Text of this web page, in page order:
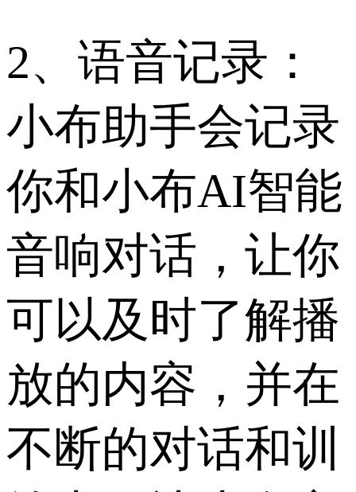
2、语音记录：
小布助手会记录
你和小布AI智能
音响对话，让你
可以及时了解播
放的内容，并在
不断的对话和训